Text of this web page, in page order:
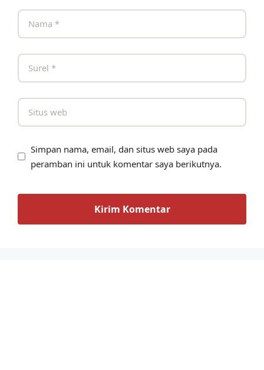
Simpan nama, email, dan situs web saya pada
peramban ini untuk komentar saya berikutnya.